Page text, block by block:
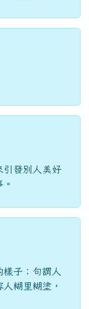
引發別人美好
子；句謂人
糊里糊塗，